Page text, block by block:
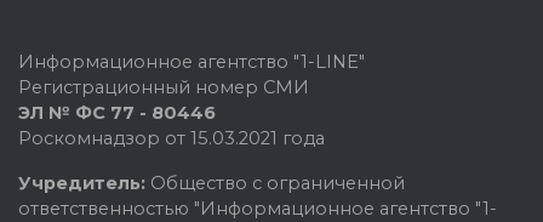
Информационное агентство "1-LINE"
Регистрационный номер СМИ
ЭЛ № ФС 77 - 80446
Роскомнадзор от 15.03.2021 года
Учредитель: Общество с ограниченной
ответственностью "Информационное агентство "1-